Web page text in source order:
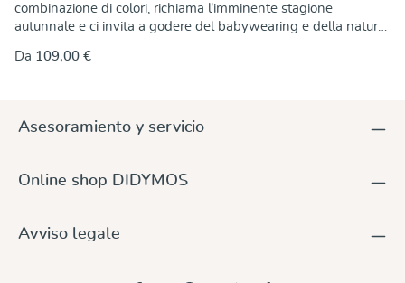
combinazione di colori, richiama l'imminente stagione
autunnale e ci invita a godere del babywearing e della natura
cotone bianco grezzo per creare lo sfondo e lo abbiamo
della migliore qualità biologica e privi di sostanze nocive. La
sostegno perfetto sia in larghezza che in lunghezza. Il tessuto
si annoda saldamente e rimane in posizione, consentendo al
a doppia trama Didymos, è morbida e modellabile. Sebbene
sia più pesante, è leggera e molto confortevole sulla spalla.
nel portare per tutta la giornata, e grazie all'accattivante
Da 109,00 €
Asesoramiento y servicio
Online shop DIDYMOS
Avviso legale